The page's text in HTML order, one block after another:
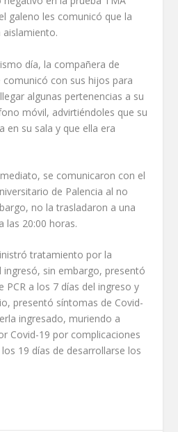
galeno les comunicó que la
día, la compañera de
comunicó con sus hijos para
algunas pertenencias a su
móvil, advirtiéndoles que su
en su sala y que ella era
se comunicaron con el
de Palencia al no
no la trasladaron a una
las 20:00 horas.
tratamiento por la
ingresó, sin embargo, presentó
PCR a los 7 días del ingreso y
presentó síntomas de Covid-
ingresado, muriendo a
Covid-19 por complicaciones
19 días de desarrollarse los